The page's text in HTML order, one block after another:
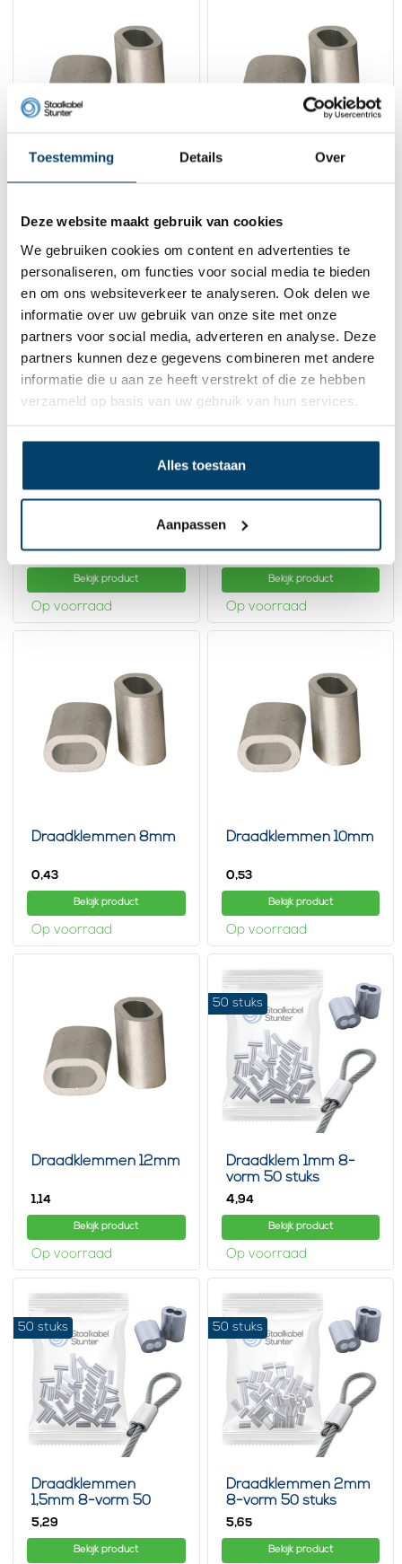
Toestemming Details Over
Deze website maakt gebruik van cookies
We gebruiken cookies om content en advertenties te
personaliseren, om functies voor social media te bieden
en om ons websiteverkeer te analyseren. Ook delen we
informatie over uw gebruik van onze site met onze
partners voor social media, adverteren en analyse. Deze
partners kunnen deze gegevens combineren met andere
informatie die u aan ze heeft verstrekt of die ze hebben
verzameld op basis van uw gebruik van hun services.
Alles toestaan
Aanpassen
0,17
Bekijk product
0,22
Bekijk product
0,27
Bekijk product
Op voorraad
0,32
Bekijk product
Op voorraad
Draadklemmen 8mm
0,43
Bekijk product
Op voorraad
Draadklemmen 10mm
0,53
Bekijk product
Op voorraad
Draadklemmen 12mm
1,14
Bekijk product
Op voorraad
Draadklem 1mm 8-
vorm 50 stuks
4,94
Bekijk product
Op voorraad
50 stuks
Draadklemmen
1,5mm 8-vorm 50
stuks
5,29
Bekijk product
50 stuks
Draadklemmen 2mm
8-vorm 50 stuks
5,65
Bekijk product
50 stuks